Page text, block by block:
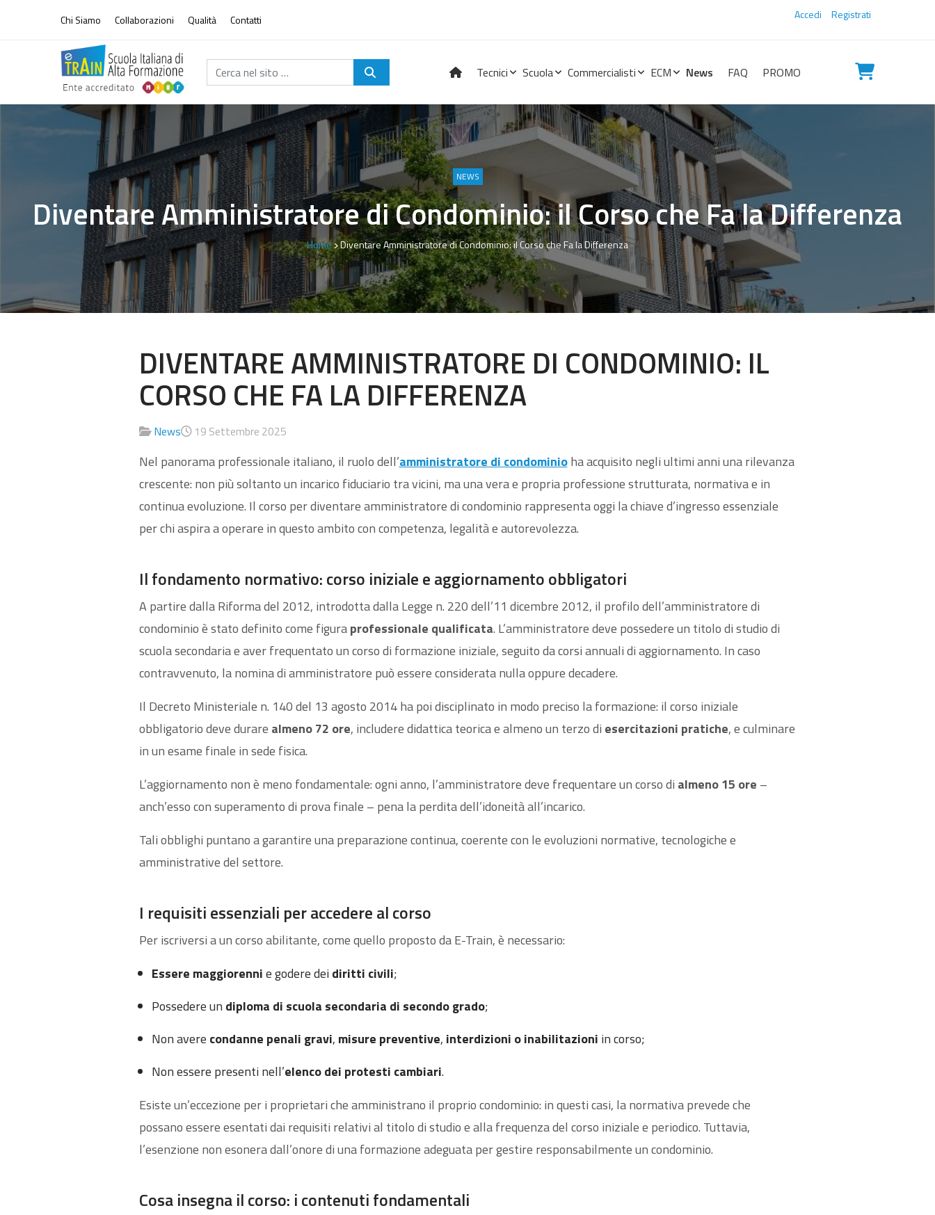
Chi Siamo Collaborazioni Qualità Contatti Accedi Registrati
Cerca nel sito... Tecnici Scuola Commercialisti ECM News FAQ PROMO
NEWS
Diventare Amministratore di Condominio: il Corso che Fa la Differenza
Home Diventare Amministratore di Condominio: il Corso che Fa la Differenza
DIVENTARE AMMINISTRATORE DI CONDOMINIO: IL
CORSO CHE FA LA DIFFERENZA
News 19 Settembre 2025
Nel panorama professionale italiano, il ruolo dell’amministratore di condominioha acquisito negli ultimi anni una rilevanza
crescente: non più soltanto un incarico fiduciario tra vicini, ma una vera e propria professione strutturata, normativa e in
continua evoluzione. Il corso per diventare amministratore di condominio rappresenta oggi la chiave d’ingresso essenziale
per chi aspira a operare in questo ambito con competenza, legalità e autorevolezza.
Il fondamento normativo: corso iniziale e aggiornamento obbligatori
A partire dalla Riforma del 2012, introdotta dalla Legge n. 220 dell’11 dicembre 2012, il profilo dell’amministratore di
condominio è stato definito come figuraprofessionale qualificata. L’amministratore deve possedere un titolo di studio di
scuola secondaria e aver frequentato un corso di formazione iniziale, seguito da corsi annuali di aggiornamento. In caso
contravvenuto, la nomina di amministratore può essere considerata nulla oppure decadere⁤.
Il Decreto Ministeriale n. 140 del 13 agosto 2014 ha poi disciplinato in modo preciso la formazione: il corso iniziale
obbligatorio deve durare almeno 72 ore, includere didattica teorica e almeno un terzo di esercitazioni pratiche, e culminare
in un esame finale in sede fisica.
L’aggiornamento non è meno fondamentale: ogni anno, l’amministratore deve frequentare un corso di almeno 15 ore –
anch’esso con superamento di prova finale – pena la perdita dell’idoneità all’incarico.
Tali obblighi puntano a garantire una preparazione continua, coerente con le evoluzioni normative, tecnologiche e
amministrative del settore.
I requisiti essenziali per accedere al corso
Per iscriversi a un corso abilitante, come quello proposto da E-Train, è necessario:
Essere maggiorennie godere deidiritti civili;
Possedere un diploma di scuola secondaria di secondo grado;
Non avere condanne penali gravi, misure preventive, interdizioni o inabilitazioni in corso;
Non essere presenti nell’elenco dei protesti cambiari.
Esiste un’eccezione per i proprietari che amministrano il proprio condominio: in questi casi, la normativa prevede che
possano essere esentati dai requisiti relativi al titolo di studio e alla frequenza del corso iniziale e periodico. Tuttavia,
l’esenzione non esonera dall’onore di una formazione adeguata per gestire responsabilmente un condominio.
Cosa insegna il corso: i contenuti fondamentali